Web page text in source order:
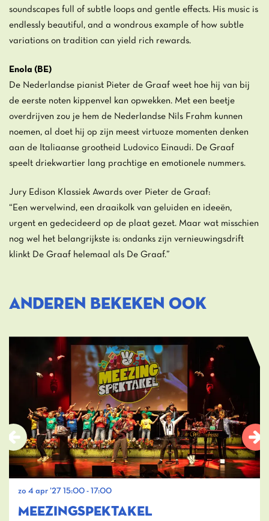
soundscapes full of subtle loops and gentle effects. His music is
endlessly beautiful, and a wondrous example of how subtle
variations on tradition can yield rich rewards.
Enola (BE)
De Nederlandse pianist Pieter de Graaf weet hoe hij van bij
de eerste noten kippenvel kan opwekken. Met een beetje
overdrijven zou je hem de Nederlandse Nils Frahm kunnen
noemen, al doet hij op zijn meest virtuoze momenten denken
aan de Italiaanse grootheid Ludovico Einaudi. De Graaf
speelt driekwartier lang prachtige en emotionele nummers.
Jury Edison Klassiek Awards over Pieter de Graaf:
“Een wervelwind, een draaikolk van geluiden en ideeën,
urgent en gedecideerd op de plaat gezet. Maar wat misschien
nog wel het belangrijkste is: ondanks zijn vernieuwingsdrift
klinkt De Graaf helemaal als De Graaf.”
ANDEREN BEKEKEN OOK
MEEZINGSPEKTAKEL
zo 4 apr ’27 15:00 - 17:00